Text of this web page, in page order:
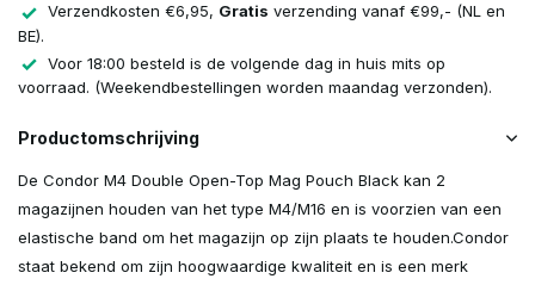
Verzendkosten €6,95, Gratis verzending vanaf €99,- (NL en
BE).
Voor 18:00 besteld is de volgende dag in huis mits op
voorraad. (Weekendbestellingen worden maandag verzonden).
Productomschrijving
De Condor M4 Double Open-Top Mag Pouch Black kan 2
magazijnen houden van het type M4/M16 en is voorzien van een
elastische band om het magazijn op zijn plaats te houden.Condor
staat bekend om zijn hoogwaardige kwaliteit en is een merk